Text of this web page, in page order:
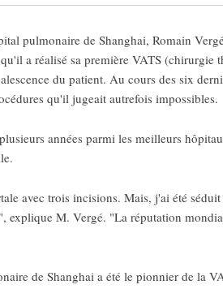
pulmonaire de Shanghai, Romain
a réalisé sa première VATS (chirurgie
du patient. Au cours des six
qu'il jugeait autrefois impossibles.
années parmi les meilleurs
avec trois incisions. Mais, j'ai été
explique M. Vergé. "La réputation
de Shanghai a été le pionnier de la